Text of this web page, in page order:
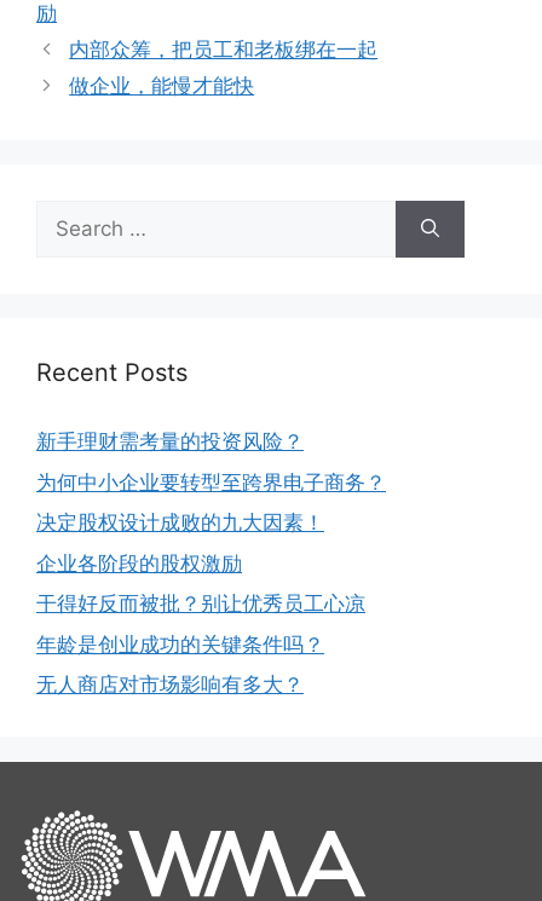
励
内部众筹，把员工和老板绑在一起
做企业，能慢才能快
Recent Posts
新手理财需考量的投资风险？
为何中小企业要转型至跨界电子商务？
决定股权设计成败的九大因素！
企业各阶段的股权激励
干得好反而被批？别让优秀员工心凉
年龄是创业成功的关键条件吗？
无人商店对市场影响有多大？